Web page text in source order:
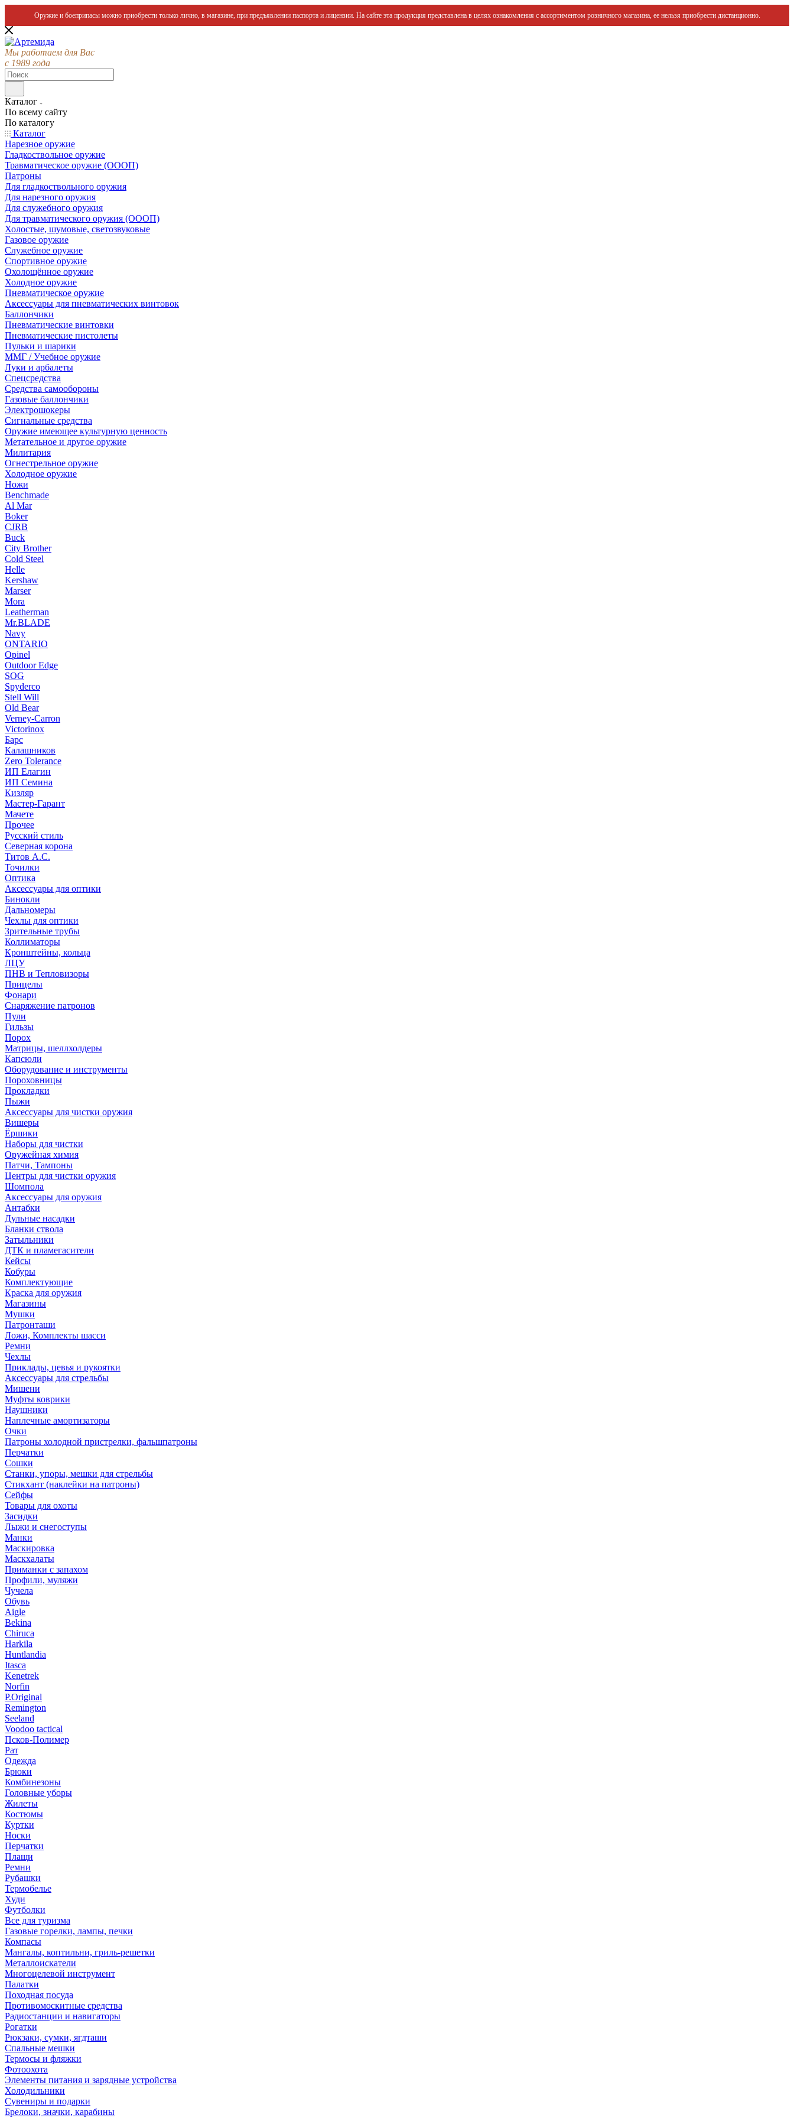
Оружие и боеприпасы можно приобрести только лично, в магазине, при предъявлении паспорта и лицензии. На сайте эта продукция представлена в целях ознакомления с ассортиментом розничного магазина, ее нельзя приобрести дистанционно.
Мы работаем для Вас
с 1989 года
Каталог
По всему сайту
По каталогу
Каталог
Нарезное оружие
Гладкоствольное оружие
Травматическое оружие (ОООП)
Патроны
Для гладкоствольного оружия
Для нарезного оружия
Для служебного оружия
Для травматического оружия (ОООП)
Холостые, шумовые, светозвуковые
Газовое оружие
Служебное оружие
Спортивное оружие
Охолощённое оружие
Холодное оружие
Пневматическое оружие
Аксессуары для пневматических винтовок
Баллончики
Пневматические винтовки
Пневматические пистолеты
Пульки и шарики
ММГ / Учебное оружие
Луки и арбалеты
Спецсредства
Средства самообороны
Газовые баллончики
Электрошокеры
Сигнальные средства
Оружие имеющее культурную ценность
Метательное и другое оружие
Милитария
Огнестрельное оружие
Холодное оружие
Ножи
Benchmade
Al Mar
Boker
CJRB
Buck
City Brother
Cold Steel
Helle
Kershaw
Marser
Mora
Leatherman
Mr.BLADE
Navy
ONTARIO
Opinel
Outdoor Edge
SOG
Spyderco
Stell Will
Old Bear
Verney-Carron
Victorinox
Барс
Калашников
Zero Tolerance
ИП Елагин
ИП Семина
Кизляр
Мастер-Гарант
Мачете
Прочее
Русский стиль
Северная корона
Титов А.С.
Точилки
Оптика
Аксессуары для оптики
Бинокли
Дальномеры
Чехлы для оптики
Зрительные трубы
Коллиматоры
Кронштейны, кольца
ЛЦУ
ПНВ и Тепловизоры
Прицелы
Фонари
Снаряжение патронов
Пули
Гильзы
Порох
Матрицы, шеллхолдеры
Капсюли
Оборудование и инструменты
Пороховницы
Прокладки
Пыжи
Аксессуары для чистки оружия
Вишеры
Ёршики
Наборы для чистки
Оружейная химия
Патчи, Тампоны
Центры для чистки оружия
Шомпола
Аксессуары для оружия
Антабки
Дульные насадки
Бланки ствола
Затыльники
ДТК и пламегасители
Кейсы
Кобуры
Комплектующие
Краска для оружия
Магазины
Мушки
Патронташи
Ложи, Комплекты шасси
Ремни
Чехлы
Приклады, цевья и рукоятки
Аксессуары для стрельбы
Мишени
Муфты коврики
Наушники
Наплечные амортизаторы
Очки
Патроны холодной пристрелки, фальшпатроны
Перчатки
Сошки
Станки, упоры, мешки для стрельбы
Стикхант (наклейки на патроны)
Сейфы
Товары для охоты
Засидки
Лыжи и снегоступы
Манки
Маскировка
Маскхалаты
Приманки с запахом
Профили, муляжи
Чучела
Обувь
Aigle
Bekina
Chiruсa
Harkila
Huntlandia
Itasca
Kenetrek
Norfin
P.Original
Remington
Seeland
Voodoo tactical
Псков-Полимер
Рат
Одежда
Брюки
Комбинезоны
Головные уборы
Жилеты
Костюмы
Куртки
Носки
Перчатки
Плащи
Ремни
Рубашки
Термобелье
Худи
Футболки
Все для туризма
Газовые горелки, лампы, печки
Компасы
Мангалы, коптильни, гриль-решетки
Металлоискатели
Многоцелевой инструмент
Палатки
Походная посуда
Противомоскитные средства
Радиостанции и навигаторы
Рогатки
Рюкзаки, сумки, ягдташи
Спальные мешки
Термосы и фляжки
Фотоохота
Элементы питания и зарядные устройства
Холодильники
Сувениры и подарки
Брелоки, значки, карабины